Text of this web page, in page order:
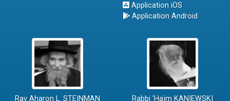
Application iOS
Application Android
Rav Aharon L. STEINMAN Rabbi 'Haïm KANIEWSKI